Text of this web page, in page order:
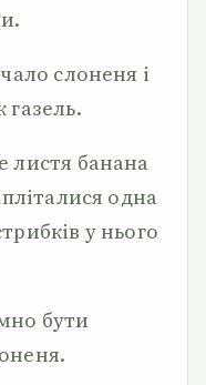
слоненя і
газель.
листя банана
одна
у нього
бути